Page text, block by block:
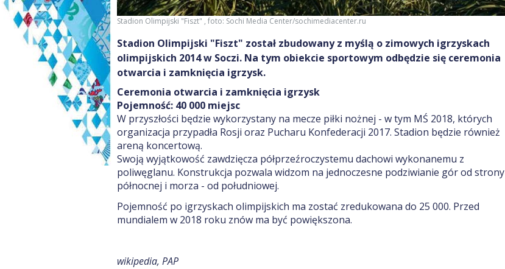
Stadion Olimpijski "Fiszt" , foto: Sochi Media Center/sochimediacenter.ru
Stadion Olimpijski "Fiszt" został zbudowany z myślą o zimowych igrzyskach
olimpijskich 2014 w Soczi. Na tym obiekcie sportowym odbędzie się ceremonia
otwarcia i zamknięcia igrzysk.
Ceremonia otwarcia i zamknięcia igrzysk
Pojemność: 40 000 miejsc
W przyszłości będzie wykorzystany na mecze piłki nożnej - w tym MŚ 2018, których
organizacja przypadła Rosji oraz Pucharu Konfederacji 2017. Stadion będzie również
areną koncertową.
Swoją wyjątkowość zawdzięcza półprzeźroczystemu dachowi wykonanemu z
poliwęglanu. Konstrukcja pozwala widzom na jednoczesne podziwianie gór od strony
północnej i morza - od południowej.
Pojemność po igrzyskach olimpijskich ma zostać zredukowana do 25 000. Przed
mundialem w 2018 roku znów ma być powiększona.
wikipedia, PAP